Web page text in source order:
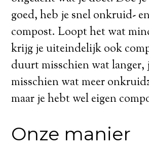
goed, heb je snel onkruid-
compost. Loopt het wat
krijg je uiteindelijk ook
duurt misschien wat langer,
misschien wat meer
maar je hebt wel eigen
Onze manier